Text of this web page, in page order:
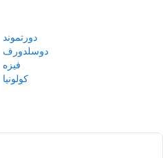
دورتموند
دوسلدورف
فيزه
كولونيا